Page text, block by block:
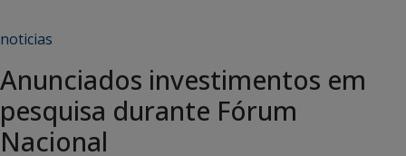
noticias
Anunciados investimentos em
pesquisa durante Fórum
Nacional